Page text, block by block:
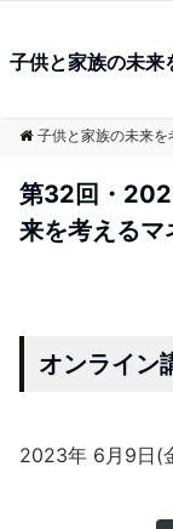
子供と家族の未来
子供と家族の未来
第32回・
来を考えるマ
オンライン
2023年 6月9日(